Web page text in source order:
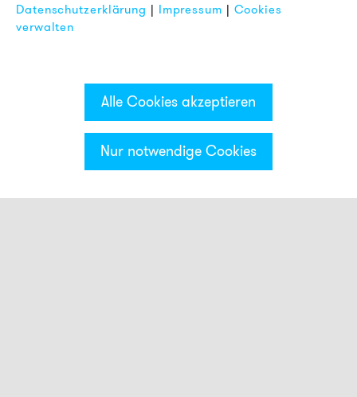
Kategorien & Filter
FAQ
Datenschutzerklärung | Impressum | Cookies
verwalten
Alle Cookies akzeptieren
Nur notwendige Cookies